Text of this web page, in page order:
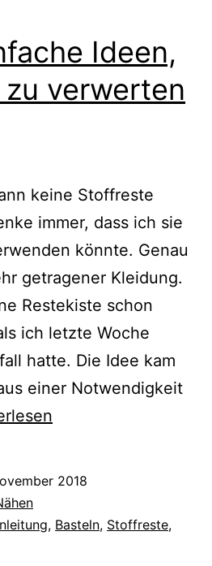
Ideen,
verwerten
keine Stoffreste
immer, dass ich sie
könnte. Genau
getragener Kleidung.
Restekiste schon
ich letzte Woche
hatte. Die Idee kam
einer Notwendigkeit
2018
, Basteln, Stoffreste,